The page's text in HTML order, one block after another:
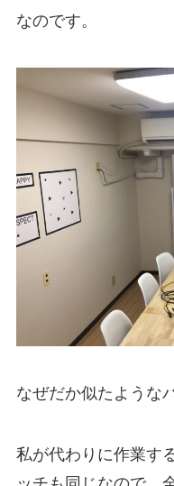
なのです。
なぜだか似たような
私が代わりに作業す